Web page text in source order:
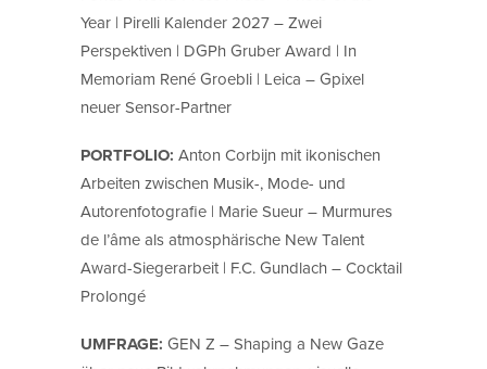
Year | Pirelli Kalender 2027 – Zwei
Perspektiven | DGPh Gruber Award | In
Memoriam René Groebli | Leica – Gpixel
neuer Sensor-Partner
PORTFOLIO: Anton Corbijn mit ikonischen
Arbeiten zwischen Musik-, Mode- und
Autorenfotografie | Marie Sueur – Murmures
de l’âme als atmosphärische New Talent
Award-Siegerarbeit | F.C. Gundlach – Cocktail
Prolongé
UMFRAGE: GEN Z – Shaping a New Gaze